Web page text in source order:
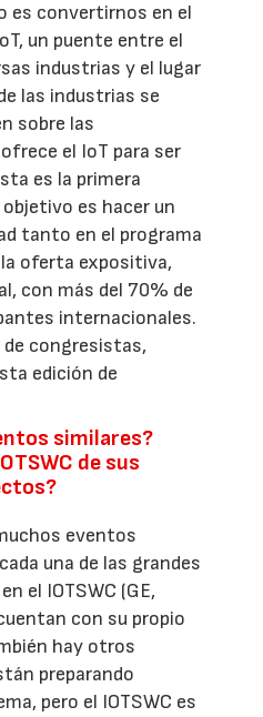
es convertirnos en el
un puente entre el
industrias y el lugar
las industrias se
sobre las
el IoT para ser
es la primera
es hacer un
tanto en el programa
oferta expositiva,
con más del 70% de
internacionales.
congresistas,
edición de
similares?
de sus
eventos
una de las grandes
el IOTSWC (GE,
con su propio
hay otros
preparando
pero el IOTSWC es